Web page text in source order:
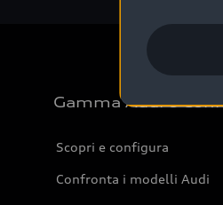
Gamma Audi e
Scopri e configura
Confronta i modelli Audi